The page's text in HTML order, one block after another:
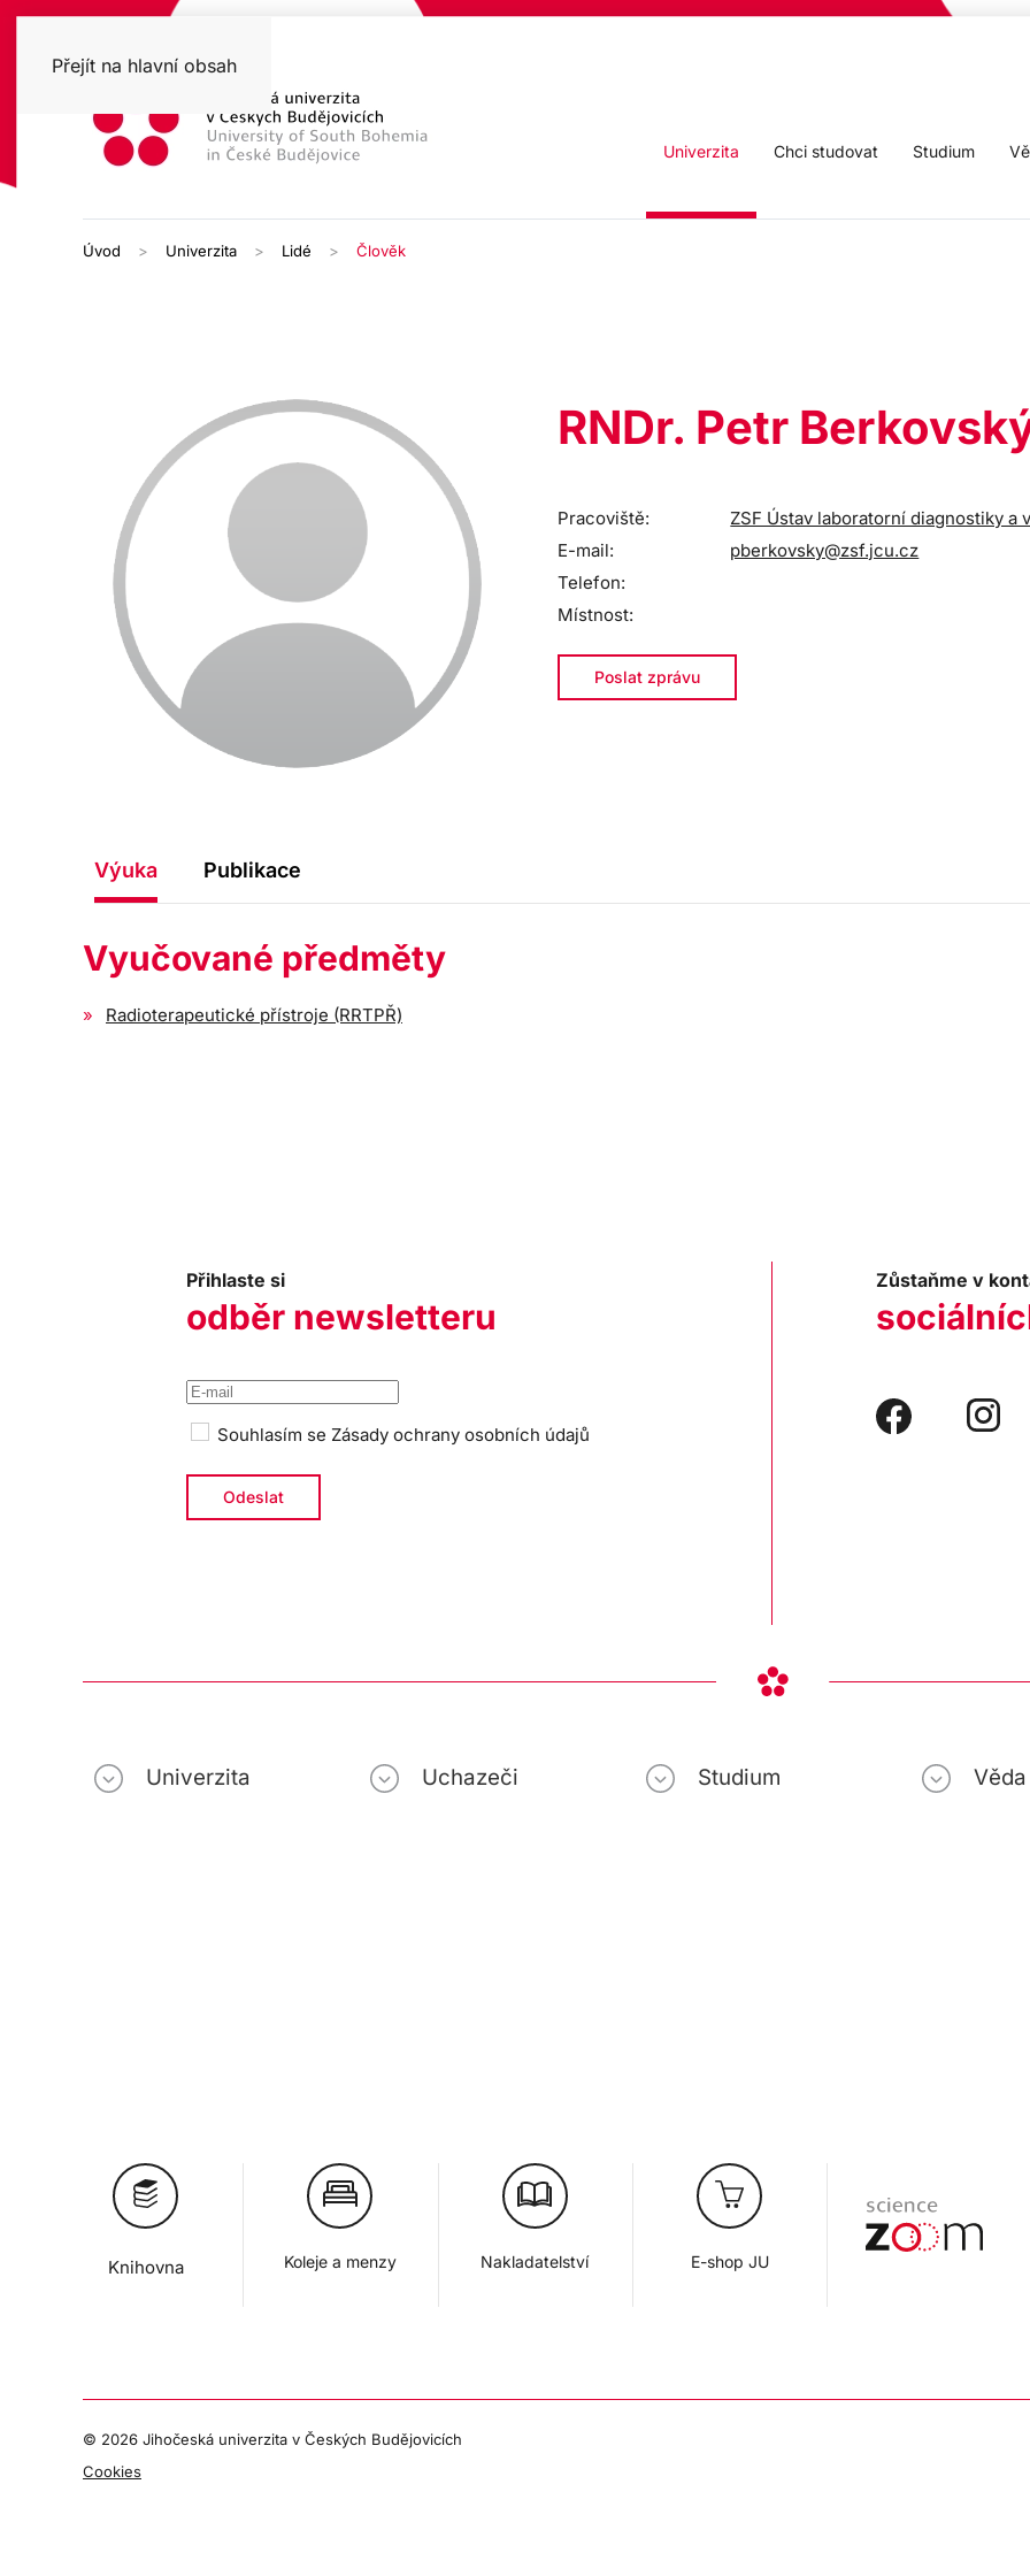
Přejít na hlavní obsah
Univerzita Chci studovat Studium
Úvod Univerzita Lidé Člověk
RNDr. Petr
Pracoviště:
ZSF Ústav laboratorní diagnostiky
E-mail:
pberkovsky@zsf.jcu.cz
Telefon:
Místnost:
Poslat zprávu
Výuka Publikace
Vyučované předměty
Radioterapeutické přístroje (RRTPŘ)
Přihlaste si
odběr newsletteru
Souhlasím se Zásady ochrany osobních údajů
Zůstaňme v
Univerzita Uchazeči Studium
Knihovna Koleje a menzy Nakladatelství E-shop JU
© 2026 Jihočeská univerzita v Českých Budějovicích
Cookies